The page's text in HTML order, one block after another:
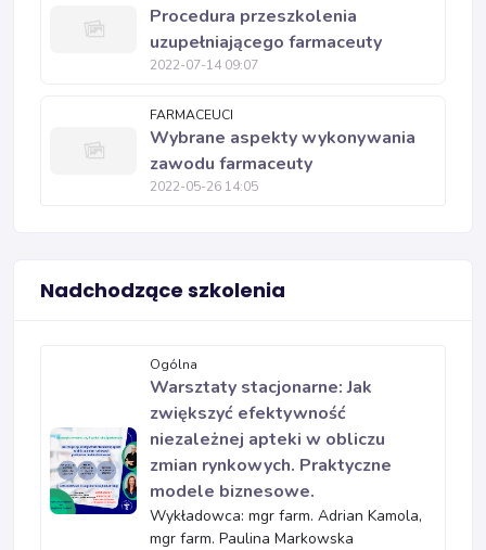
Procedura przeszkolenia
uzupełniającego farmaceuty
2022-07-14 09:07
FARMACEUCI
Wybrane aspekty wykonywania
zawodu farmaceuty
2022-05-26 14:05
Nadchodzące szkolenia
Ogólna
Warsztaty stacjonarne: Jak
zwiększyć efektywność
niezależnej apteki w obliczu
zmian rynkowych. Praktyczne
modele biznesowe.
Wykładowca: mgr farm. Adrian Kamola,
mgr farm. Paulina Markowska